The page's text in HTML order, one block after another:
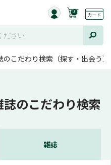
0
こだわり検索（探す・出会う）
のこだわり検索
雑誌